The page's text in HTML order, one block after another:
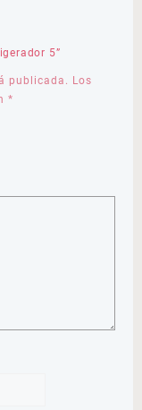
5”
publicada. Los
*